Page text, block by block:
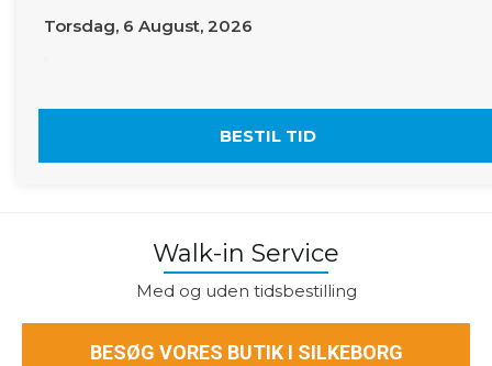
Torsdag, 6 August, 2026
BESTIL TID
Walk-in Service
Med og uden tidsbestilling
BESØG VORES BUTIK I SILKEBORG